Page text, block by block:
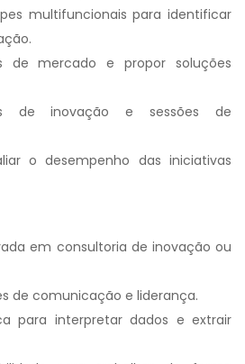
multifuncionais para identificar
de mercado e propor soluções
de inovação e sessões de
o desempenho das iniciativas
em consultoria de inovação ou
de comunicação e liderança.
para interpretar dados e extrair